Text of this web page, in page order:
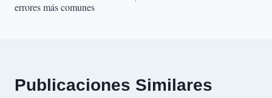
errores más comunes
Publicaciones Similares